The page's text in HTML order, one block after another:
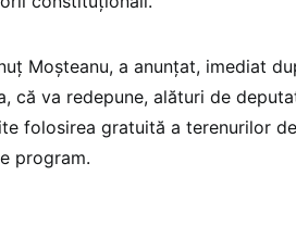
Moşteanu, a anunţat, imediat
că va redepune, alături de
folosirea gratuită a terenurilor
program.